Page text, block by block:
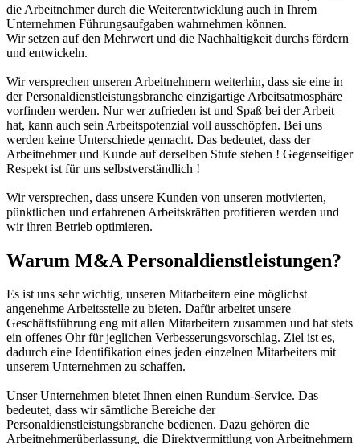
die Arbeitnehmer durch die Weiterentwicklung auch in Ihrem
Unternehmen Führungsaufgaben wahrnehmen können.
Wir setzen auf den Mehrwert und die Nachhaltigkeit durchs fördern
und entwickeln.
Wir versprechen unseren Arbeitnehmern weiterhin, dass sie eine in
der Personaldienstleistungsbranche einzigartige Arbeitsatmosphäre
vorfinden werden. Nur wer zufrieden ist und Spaß bei der Arbeit
hat, kann auch sein Arbeitspotenzial voll ausschöpfen. Bei uns
werden keine Unterschiede gemacht. Das bedeutet, dass der
Arbeitnehmer und Kunde auf derselben Stufe stehen ! Gegenseitiger
Respekt ist für uns selbstverständlich !
Wir versprechen, dass unsere Kunden von unseren motivierten,
pünktlichen und erfahrenen Arbeitskräften profitieren werden und
wir ihren Betrieb optimieren.
Warum M&A Personaldienstleistungen?
Es ist uns sehr wichtig, unseren Mitarbeitern eine möglichst
angenehme Arbeitsstelle zu bieten. Dafür arbeitet unsere
Geschäftsführung eng mit allen Mitarbeitern zusammen und hat stets
ein offenes Ohr für jeglichen Verbesserungsvorschlag. Ziel ist es,
dadurch eine Identifikation eines jeden einzelnen Mitarbeiters mit
unserem Unternehmen zu schaffen.
Unser Unternehmen bietet Ihnen einen Rundum-Service. Das
bedeutet, dass wir sämtliche Bereiche der
Personaldienstleistungsbranche bedienen. Dazu gehören die
Arbeitnehmerüberlassung, die Direktvermittlung von Arbeitnehmern